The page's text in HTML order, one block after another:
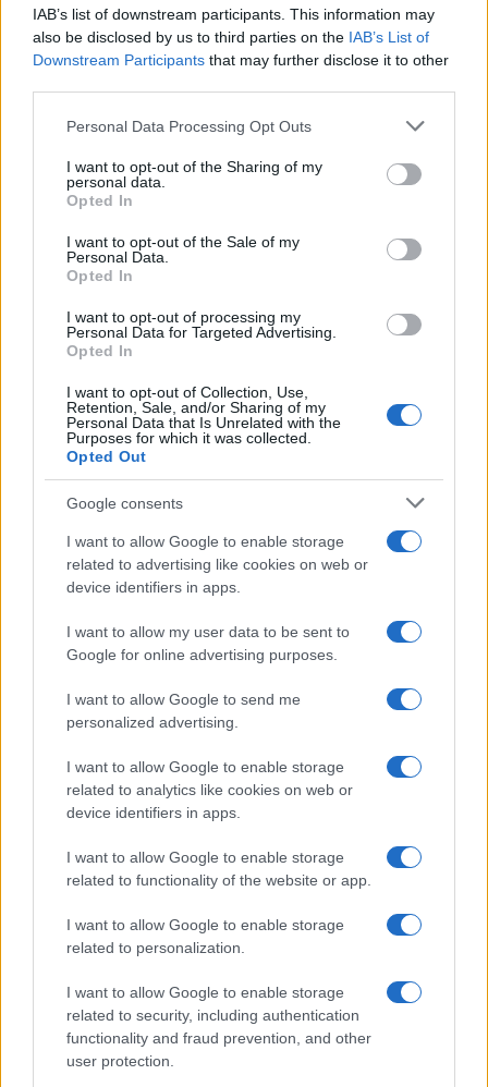
IAB’s list of downstream participants. This information may
also be disclosed by us to third parties on the IAB’s List of
Downstream Participants that may further disclose it to other
Please note that this website/app uses one or more Google
not limited to your visit or usage behaviour. You may click to
grant or deny consent to Google and its third-party tags to
use your data for below specified purposes in below Google
consent section.
Personal Data Processing Opt Outs
I want to opt-out of the Sharing of my
personal data.
Opted In
I want to opt-out of the Sale of my
Personal Data.
Opted In
I want to opt-out of processing my
Personal Data for Targeted Advertising.
Opted In
I want to opt-out of Collection, Use,
Retention, Sale, and/or Sharing of my
Personal Data that Is Unrelated with the
Purposes for which it was collected.
Opted Out
Google consents
I want to allow Google to enable storage
related to advertising like cookies on web or
device identifiers in apps.
I want to allow my user data to be sent to
Google for online advertising purposes.
I want to allow Google to send me
personalized advertising.
I want to allow Google to enable storage
related to analytics like cookies on web or
device identifiers in apps.
I want to allow Google to enable storage
related to functionality of the website or app.
I want to allow Google to enable storage
related to personalization.
I want to allow Google to enable storage
related to security, including authentication
functionality and fraud prevention, and other
user protection.
Eventi in Gallura, da Jovanotti alla zuppa
gallurese: gli appuntamenti da non perdere
Lettini e arredi abusivi sulla spiaggia libera,
sequestri a Olbia e Arzachena
È morto Francesco Guccini, il maestro che
rifiutò la Costa Smeralda
Nuovo sportello rifiuti a Palau, una svolta per gli
NECROLOGIE
Mario Malu
Paolo Pinna
Martina Agostina Diturco
I nostri cari